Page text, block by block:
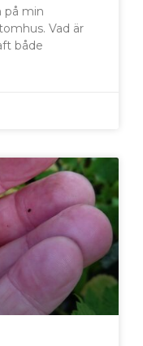
på min
Vad är
både